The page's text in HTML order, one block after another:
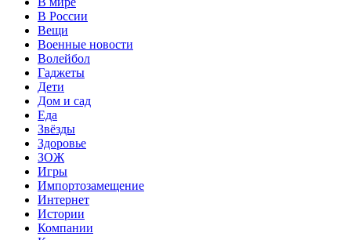
В России
Вещи
Военные новости
Волейбол
Гаджеты
Дети
Дом и сад
Еда
Звёзды
Здоровье
ЗОЖ
Игры
Импортозамещение
Интернет
Истории
Компании